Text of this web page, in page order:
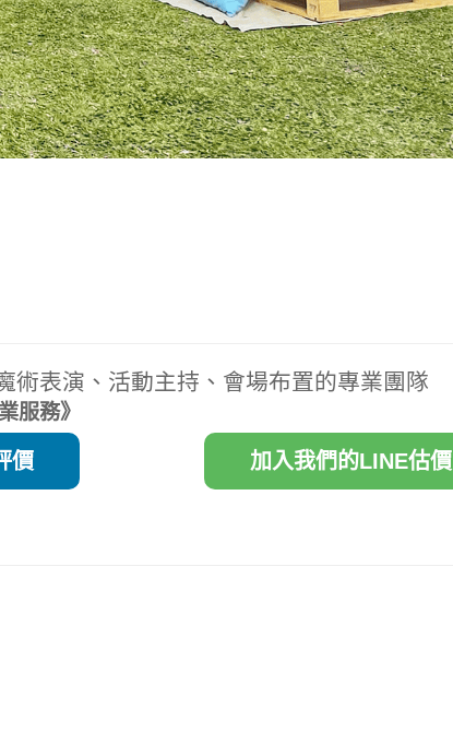
術表演、活動主持、會場布置的專業團隊
服務》
價 加入我們的LINE估價